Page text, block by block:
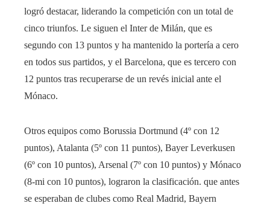
logró destacar, liderando la competición con un total de
cinco triunfos. Le siguen el Inter de Milán, que es
segundo con 13 puntos y ha mantenido la portería a cero
en todos sus partidos, y el Barcelona, ​​que es tercero con
12 puntos tras recuperarse de un revés inicial ante el
Mónaco.
Otros equipos como Borussia Dortmund (4º con 12
puntos), Atalanta (5º con 11 puntos), Bayer Leverkusen
(6º con 10 puntos), Arsenal (7º con 10 puntos) y Mónaco
(8-mi con 10 puntos), lograron la clasificación. que antes
se esperaban de clubes como Real Madrid, Bayern